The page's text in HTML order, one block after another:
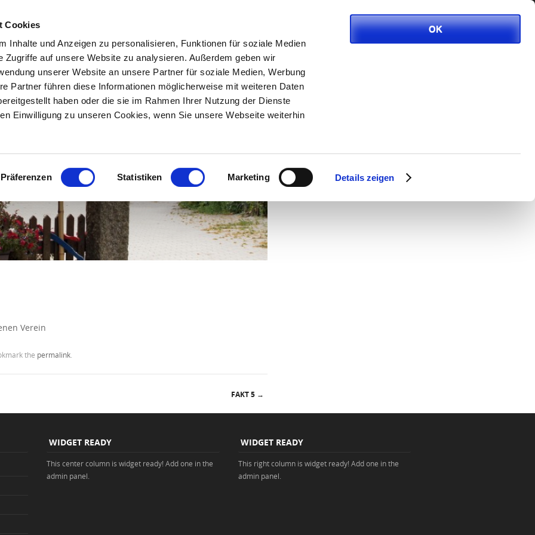
Cookies
Inhalte und Anzeigen zu personalisieren, Funktionen für soziale Medien
Zugriffe auf unsere Website zu analysieren. Außerdem geben wir
unserer Website an unsere Partner für soziale Medien, Werbung
Partner führen diese Informationen möglicherweise mit weiteren Daten
haben oder die sie im Rahmen Ihrer Nutzung der Dienste
Einwilligung zu unseren Cookies, wenn Sie unsere Webseite weiterhin
Präferenzen Statistiken Marketing Details zeigen
OK
Menu
SKIP TO CONTENT IMPRESSUM
Verein
the permalink.
FAKT 5 →
VERANSTALTUNGEN
WIDGET READY
This center column is widget ready! Add one in the
admin panel.
WIDGET READY
This right column is widget ready! Add one in the
admin panel.